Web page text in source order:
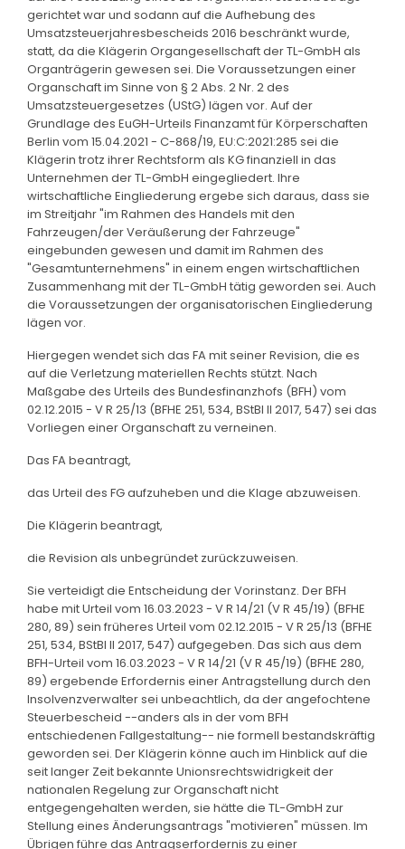
gerichtet war und sodann auf die Aufhebung des
Umsatzsteuerjahresbescheids 2016 beschränkt wurde,
statt, da die Klägerin Organgesellschaft der TL-GmbH als
Organträgerin gewesen sei. Die Voraussetzungen einer
Organschaft im Sinne von § 2 Abs. 2 Nr. 2 des
Umsatzsteuergesetzes (UStG) lägen vor. Auf der
Grundlage des EuGH-Urteils Finanzamt für Körperschaften
Berlin vom 15.04.2021 - C-868/19, EU:C:2021:285 sei die
Klägerin trotz ihrer Rechtsform als KG finanziell in das
Unternehmen der TL-GmbH eingegliedert. Ihre
wirtschaftliche Eingliederung ergebe sich daraus, dass sie
im Streitjahr "im Rahmen des Handels mit den
Fahrzeugen/der Veräußerung der Fahrzeuge"
eingebunden gewesen und damit im Rahmen des
"Gesamtunternehmens" in einem engen wirtschaftlichen
Zusammenhang mit der TL-GmbH tätig geworden sei. Auch
die Voraussetzungen der organisatorischen Eingliederung
lägen vor.
Hiergegen wendet sich das FA mit seiner Revision, die es
auf die Verletzung materiellen Rechts stützt. Nach
Maßgabe des Urteils des Bundesfinanzhofs (BFH) vom
02.12.2015 - V R 25/13 (BFHE 251, 534, BStBl II 2017, 547) sei das
Vorliegen einer Organschaft zu verneinen.
Das FA beantragt,
das Urteil des FG aufzuheben und die Klage abzuweisen.
Die Klägerin beantragt,
die Revision als unbegründet zurückzuweisen.
Sie verteidigt die Entscheidung der Vorinstanz. Der BFH
habe mit Urteil vom 16.03.2023 - V R 14/21 (V R 45/19) (BFHE
280, 89) sein früheres Urteil vom 02.12.2015 - V R 25/13 (BFHE
251, 534, BStBl II 2017, 547) aufgegeben. Das sich aus dem
BFH-Urteil vom 16.03.2023 - V R 14/21 (V R 45/19) (BFHE 280,
89) ergebende Erfordernis einer Antragstellung durch den
Insolvenzverwalter sei unbeachtlich, da der angefochtene
Steuerbescheid --anders als in der vom BFH
entschiedenen Fallgestaltung-- nie formell bestandskräftig
geworden sei. Der Klägerin könne auch im Hinblick auf die
seit langer Zeit bekannte Unionsrechtswidrigkeit der
nationalen Regelung zur Organschaft nicht
entgegengehalten werden, sie hätte die TL-GmbH zur
Stellung eines Änderungsantrags "motivieren" müssen. Im
Übrigen führe das Antragserfordernis zu einer